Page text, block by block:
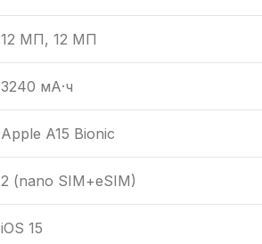
12 МП, 12 МП
3240 мА·ч
Apple A15 Bionic
2 (nano SIM+eSIM)
iOS 15